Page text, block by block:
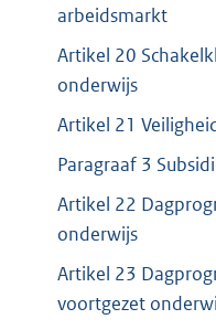
arbeidsmarkt
Artikel 20
onderwijs
Artikel 21
Paragraaf 3
Artikel 22
onderwijs
Artikel 23
voortgezet